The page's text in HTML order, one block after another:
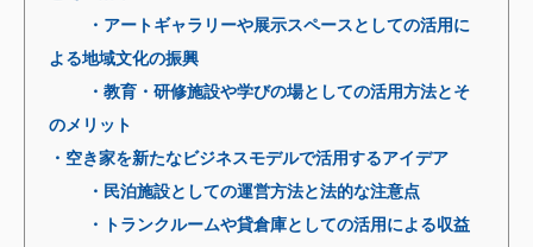
・アートギャラリーや展示スペースとしての活用に
よる地域文化の振興
・教育・研修施設や学びの場としての活用方法とそ
のメリット
・空き家を新たなビジネスモデルで活用するアイデア
・民泊施設としての運営方法と法的な注意点
・トランクルームや貸倉庫としての活用による収益